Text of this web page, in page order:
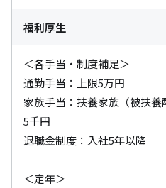
福利厚生
＜各手当・制度補足＞
通勤手当：上限5万円
家族手当：扶養家族（被扶
5千円
退職金制度：入社5年以降
＜定年＞